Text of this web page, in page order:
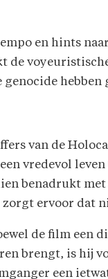
en hints
de
hebben
van de
vredevol
benadrukt
ervoor dat
de film een
brengt, is hij
een